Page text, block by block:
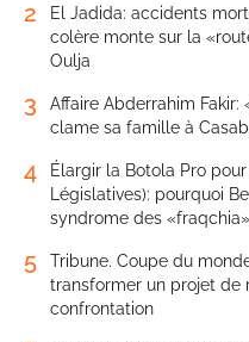
2
El Jadida: accidents
colère monte sur la
Oulja
3
Affaire Abderrahim Fakir:
clame sa famille à
4
Élargir la Botola Pro
Législatives): pourquoi
syndrome des «fraqchia»
5
Tribune. Coupe du
transformer un projet de
confrontation